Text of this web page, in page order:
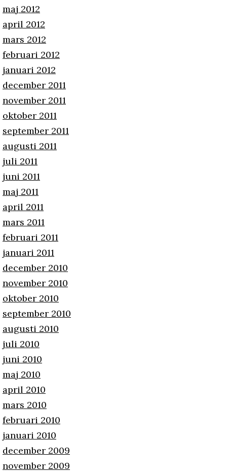
maj 2012
april 2012
mars 2012
februari 2012
januari 2012
december 2011
november 2011
oktober 2011
september 2011
augusti 2011
juli 2011
juni 2011
maj 2011
april 2011
mars 2011
februari 2011
januari 2011
december 2010
november 2010
oktober 2010
september 2010
augusti 2010
juli 2010
juni 2010
maj 2010
april 2010
mars 2010
februari 2010
januari 2010
december 2009
november 2009